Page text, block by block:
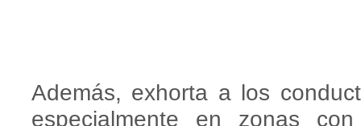
Además, exhorta a los
especialmente en zonas